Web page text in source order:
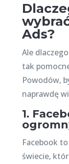
Ads?
Ale
tak
Powodów,
naprawdę
1.
Facebook
świecie,